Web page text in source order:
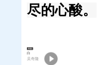
尽的心酸。
单曲
白
吴奇隆